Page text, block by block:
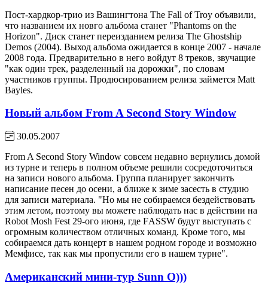
Пост-хардкор-трио из Вашингтона The Fall of Troy объявили,
что названием их новго альбома станет "Phantoms on the
Horizon". Диск станет переизданием релиза The Ghostship
Demos (2004). Выход альбома ожидается в конце 2007 - начале
2008 года. Предварительно в него войдут 8 треков, звучащие
"как один трек, разделенный на дорожки", по словам
участников группы. Продюсированием релиза займется Matt
Bayles.
Новый альбом From A Second Story Window
30.05.2007
From A Second Story Window совсем недавно вернулись домой
из турне и теперь в полном объеме решили сосредоточиться
на записи нового альбома. Группа планирует закончить
написание песен до осени, а ближе к зиме засесть в студию
для записи материала. "Но мы не собираемся бездействовать
этим летом, поэтому вы можете наблюдать нас в действии на
Robot Mosh Fest 29-ого июня, где FАSSW будут выступать с
огромным количеством отличных команд. Кроме того, мы
собираемся дать концерт в нашем родном городе и возможно
Мемфисе, так как мы пропустили его в нашем турне".
Американский мини-тур Sunn O)))